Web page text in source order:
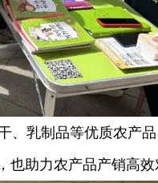
乳制品等优质农产品
助力农产品产销高效